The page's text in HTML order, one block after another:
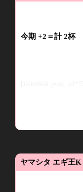
今期 +2 ＝計2杯
ヤマシタ エギ王K